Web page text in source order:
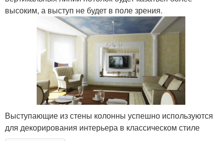
высоким, а выступ не будет в поле зрения.
Выступающие из стены колонны успешно используются
для декорирования интерьера в классическом стиле